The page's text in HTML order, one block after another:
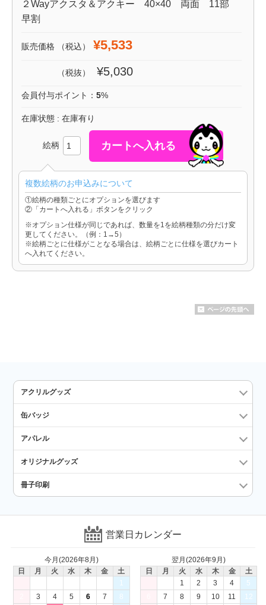
２Wayアクスタ＆アクキー 40×40 両面 11部
早割
販売価格 （税込） ¥5,533
（税抜） ¥5,030
会員付与ポイント： 5%
在庫状態 : 在庫有り
絵柄
複数絵柄のお申込みについて
①絵柄の種類ごとにオプションを選びます
②「カートへ入れる」ボタンをクリック
※オプション仕様が同じであれば、数量を1を絵柄種類の分だけ変
更してください。（例：1→5）
※絵柄ごとに仕様がことなる場合は、絵柄ごとに仕様を選びカート
へ入れてください。
アクリルグッズ
缶バッジ
アパレル
オリジナルグッズ
冊子印刷
営業日カレンダー
今月(2026年8月)
日
月 火 水 木 金
土
1
3 4 5 6 7
8
翌月(2026年9月)
日
月 火 水 木 金
土
1
2 3 4
5
7 8 9 10 11
12